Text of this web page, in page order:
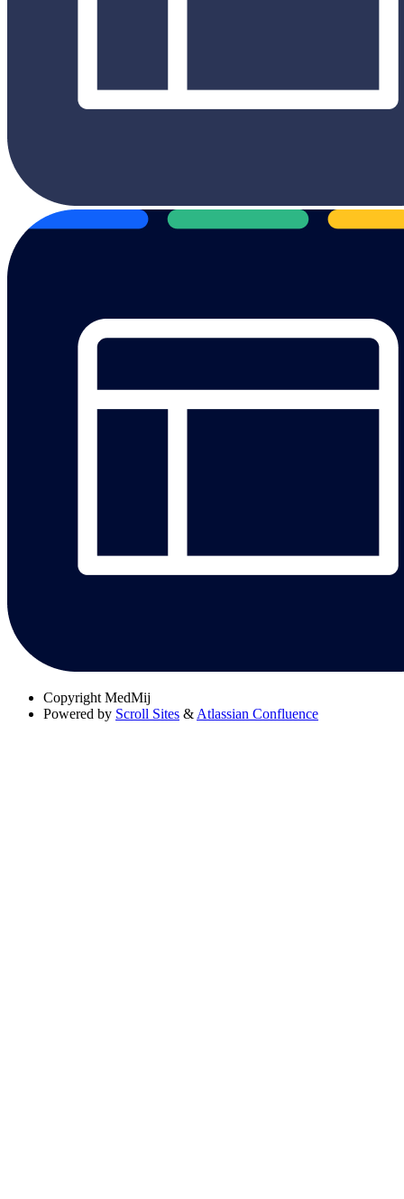
Copyright MedMij
Powered by Scroll Sites & Atlassian Confluence